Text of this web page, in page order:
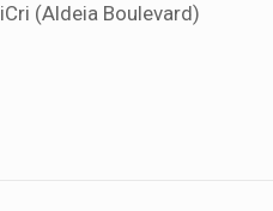
(Aldeia Boulevard)